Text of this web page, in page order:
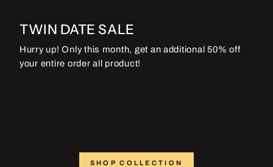
TWIN DATE SALE
Hurry up! Only this month, get an additional 50% off
your entire order all product!
SHOP COLLECTION